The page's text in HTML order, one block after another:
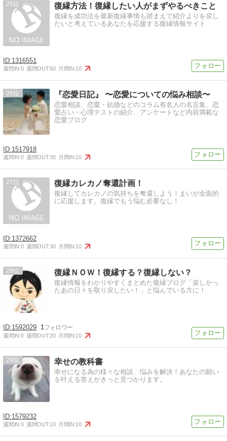
25 復縁方法！復縁したい人がまずやるべきこと
復縁を成功法を最新復縁事情も踏まえて紹介よりを戻し
たいと考えているあなたを応援する復縁情報サイト
1316551
週間IN:0 週間OUT:60 月間IN:10
26 『恋愛日記』 〜恋愛についての悩み相談〜
恋愛相談、恋愛・結婚などのコラム有名人の名言集、恋
愛占い・心理テストの紹介、アンケートなど内容満載な
恋愛ブログ
1517918
週間IN:0 週間OUT:30 月間IN:10
27 復縁カレカノ奪還計画！
復縁してカレカノの気持ちを奪還しよう！まいが全面的
に応援します。復縁でもう悩む必要なし！
1372662
週間IN:0 週間OUT:30 月間IN:10
28 復縁ＮＯＷ！復縁する？復縁しない？
復縁情報をわかりやすくまとめた復縁ブログ「楽しかっ
たあの日々を取り戻したい！」と悩んでいる方に！
1592029 1
週間IN:0 週間OUT:20 月間IN:10
29 幸せの教科書
幸せになる為の様々な相談、悩みを解決！あなたの願い
を叶える答えがきっと見つかります。
1579232
週間IN:0 週間OUT:10 月間IN:10